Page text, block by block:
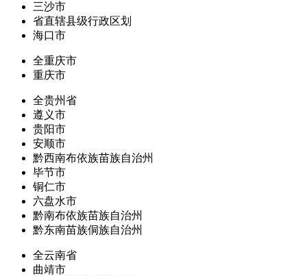
三沙市
省直辖县级行政区划
海口市
全重庆市
重庆市
全贵州省
遵义市
贵阳市
安顺市
黔西南布依族苗族自治州
毕节市
铜仁市
六盘水市
黔南布依族苗族自治州
黔东南苗族侗族自治州
全云南省
曲靖市